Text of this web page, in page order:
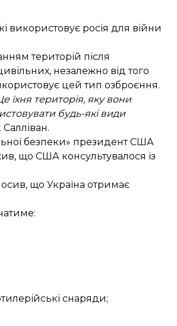
використовує росія для війни
територій після
незалежно від того
цей тип озброєння.
їхня територія, яку вони
будь-які види
безпеки» президент США
що США консультувалося із
що Україна отримає
снаряди;